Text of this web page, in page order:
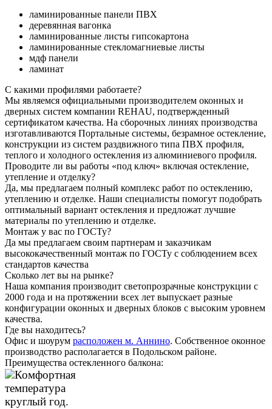
ламинированные панели ПВХ
деревянная вагонка
ламинированные листы гипсокартона
ламинированные стекломагниевые листы
мдф панели
ламинат
С какими профилями работаете?
Мы являемся официальными производителем оконных и
дверных систем компании REHAU, подтвержденный
сертификатом качества. На сборочных линиях производства
изготавливаются Портальные системы, безрамное остекление,
конструкции из систем раздвижного типа ПВХ профиля,
теплого и холодного остекления из алюминиевого профиля.
Проводите ли вы работы «под ключ» включая остекление,
утепление и отделку?
Да, мы предлагаем полный комплекс работ по остеклению,
утеплению и отделке. Наши специалисты помогут подобрать
оптимальный вариант остекления и предложат лучшие
материалы по утеплению и отделке.
Монтаж у вас по ГОСТу?
Да мы предлагаем своим партнерам и заказчикам
высококачественный монтаж по ГОСТу с соблюдением всех
стандартов качества
Сколько лет вы на рынке?
Наша компания производит светопрозрачные конструкции с
2000 года и на протяжении всех лет выпускает разные
конфигурации оконных и дверных блоков с высоким уровнем
качества.
Где вы находитесь?
Офис и шоурум расположен м. Аннино. Собственное оконное
производство располагается в Подольском районе.
Преимущества остекленного балкона:
Комфортная
температура
круглый год.